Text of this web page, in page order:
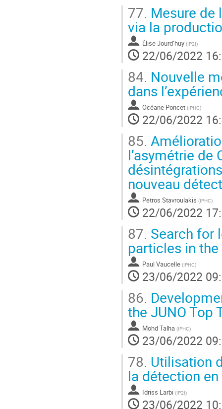
77. Mesure de
via la
Élise Jourd’huy (IP2I)
22/06/2022
84. Nouvelle
dans
Océane Poncet (IPHC)
22/06/2022
85.
l’asymétrie
nouveau
Petros Stavroulakis (IPHC)
22/06/2022
87. Search for
particles in
Paul Vaucelle (IPHC)
23/06/2022
86.
the JUNO Top
Mohd Talha (IPHC)
23/06/2022
78. Utilisation
la détection
Idriss Larbi (IP2I)
23/06/2022